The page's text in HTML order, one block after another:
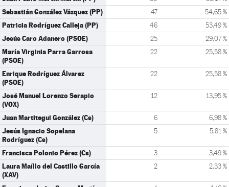
Sebastián González Vázquez (PP) 47 54,65 %
Patricia Rodríguez Calleja (PP) 46 53,49 %
Jesús Caro Adanero (PSOE) 25 29,07 %
María Virginia Parra Garrosa
(PSOE)
22 25,58 %
Enrique Rodríguez Álvarez
(PSOE)
22 25,58 %
José Manuel Lorenzo Serapio
(VOX)
12 13,95 %
Juan Martitegui González (Cs) 6 6,98 %
Jesús Ignacio Sopelana
Rodríguez (Cs)
5 5,81 %
Francisca Polonio Pérez (Cs) 3 3,49 %
Laura Maíllo del Castillo García
(XAV)
2 2,33 %